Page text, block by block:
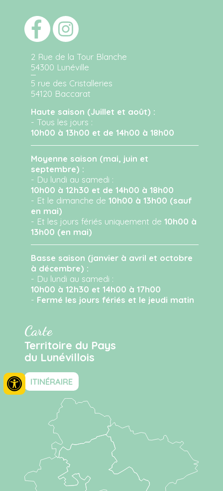
2 Rue de la Tour Blanche
54300 Lunéville
5 rue des Cristalleries
54120 Baccarat
Haute saison (Juillet et août) :
- Tous les jours :
10h00 à 13h00 et de 14h00 à 18h00
Moyenne saison (mai, juin et
septembre) :
- Du lundi au samedi :
10h00 à 12h30 et de 14h00 à 18h00
- Et le dimanche de10h00 à 13h00 (sauf
en mai)
- Et les jours fériés uniquement de10h00 à
13h00 (en mai)
Basse saison (janvier à avril et octobre
à décembre) :
- Du lundi au samedi :
10h00 à 12h30 et 14h00 à 17h00
- Fermé les jours fériés et le jeudi matin
Carte
Territoire du Pays
du Lunévillois
ITINÉRAIRE